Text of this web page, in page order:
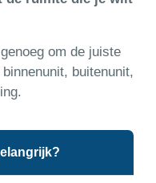
om de juiste
buitenunit,